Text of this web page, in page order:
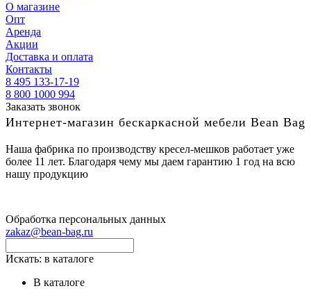
О магазине
Опт
Аренда
Акции
Доставка и оплата
Контакты
8 495 133-17-19
8 800 1000 994
Заказать звонок
Интернет-магазин бескаркасной мебели Bean Bag
Наша фабрика по производству кресел-мешков работает уже
более 11 лет. Благодаря чему мы даем гарантию 1 год на всю
нашу продукцию
Обработка персональных данных
zakaz@bean-bag.ru
Искать: в каталоге
в каталоге